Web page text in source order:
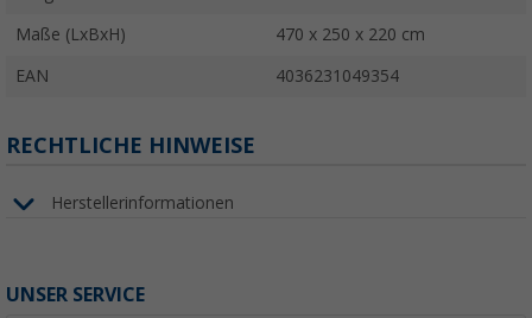
Maße (LxBxH) 470 x 250 x 220 cm
EAN 4036231049354
RECHTLICHE HINWEISE
Herstellerinformationen
UNSER SERVICE